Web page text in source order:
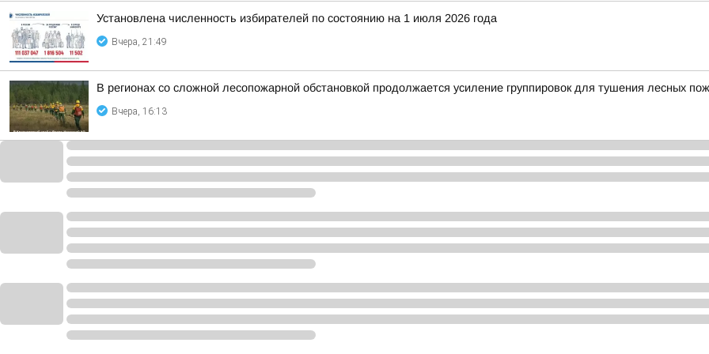
Установлена численность избирателей по состоянию на 1 июля 2026 года
Вчера, 21:49
В регионах со сложной лесопожарной обстановкой продолжается усиление группировок для тушения лесных
Вчера, 16:13